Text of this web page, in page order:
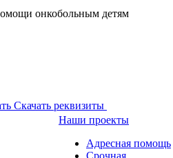
онкобольным детям
Скачать реквизиты
Наши проекты
Адресная помощь
Срочная